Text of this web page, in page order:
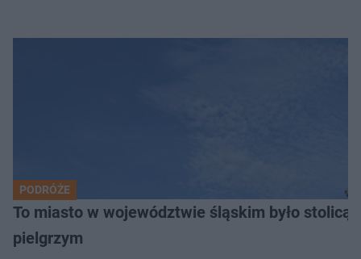
PODRÓŻE
To miasto w województwie śląskim było
pielgrzym